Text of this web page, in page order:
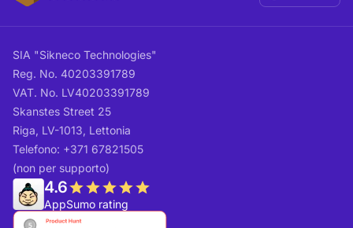
SIA "Sikneco Technologies"
Reg. No. 40203391789
VAT. No. LV40203391789
Skanstes Street 25
Riga, LV-1013, Lettonia
Telefono: +371 67821505
(non per supporto)
4.6
AppSumo rating